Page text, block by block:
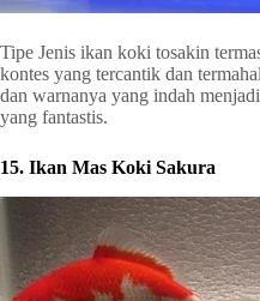
Tipe Jenis ikan koki tosakin
kontes yang tercantik dan
dan warnanya yang indah
yang fantastis.
15. Ikan Mas Koki Sakura